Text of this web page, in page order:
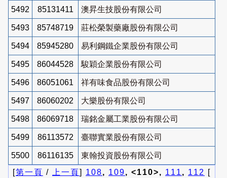
5492 85131411 澳昇生技股份有限公司
5493 85748719 莊松榮製藥廠股份有限公司
5494 85945280 易利鋼鐵企業股份有限公司
5495 86044528 駿穎企業股份有限公司
5496 86051061 祥有味食品股份有限公司
5497 86060202 大樂股份有限公司
5498 86069718 瑞銘金屬工業股份有限公司
5499 86113572 臺聯實業股份有限公司
5500 86116135
東翰投資股份有限公司
[第一頁 / 上一頁] 108, 109, <110>, 111 , 112
[